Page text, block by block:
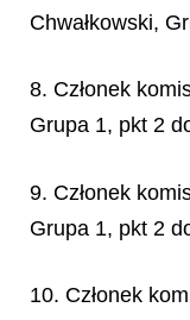
Chwałkowski,
8. Członek
Grupa 1, pkt 2
9. Członek
Grupa 1, pkt 2
10. Członek